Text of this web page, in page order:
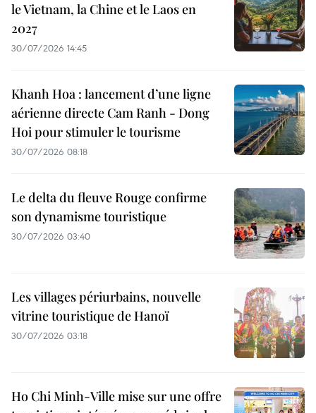
le Vietnam, la Chine et le Laos en
2027
30/07/2026 14:45
Khanh Hoa : lancement d’une ligne
aérienne directe Cam Ranh - Dong
Hoi pour stimuler le tourisme
30/07/2026 08:18
Le delta du fleuve Rouge confirme
son dynamisme touristique
30/07/2026 03:40
Les villages périurbains, nouvelle
vitrine touristique de Hanoï
30/07/2026 03:18
Ho Chi Minh-Ville mise sur une offre